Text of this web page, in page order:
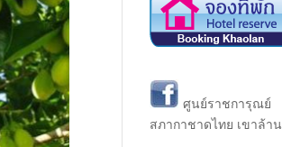
ศูนย์ราชการุณย์
สภากาชาดไทย เขาล้าน